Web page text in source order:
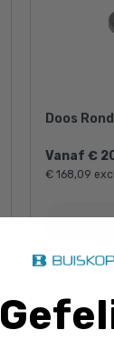
Doos
Vanaf €
€ 168,09